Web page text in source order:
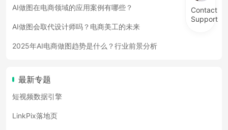
AI做图在电商领域的应用案例有哪些？
AI做图会取代设计师吗？电商美工的未来
2025年AI电商做图趋势是什么？行业前景分析
最新专题
短视频数据引擎
LinkPix落地页
Contact
Support